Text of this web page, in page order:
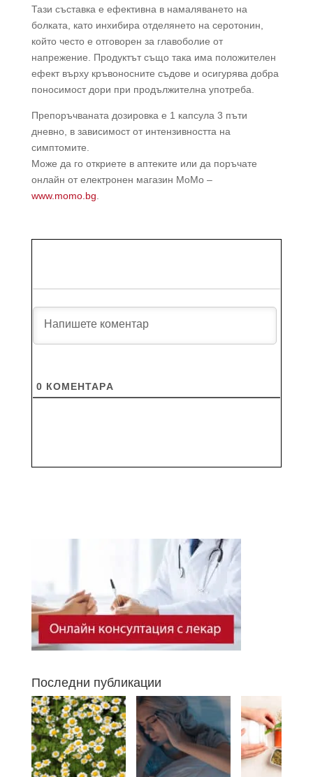
Тази съставка е ефективна в намаляването на
болката, като инхибира отделянето на серотонин,
който често е отговорен за главоболие от
напрежение. Продуктът също така има положителен
ефект върху кръвоносните съдове и осигурява добра
поносимост дори при продължителна употреба.
Препоръчваната дозировка е 1 капсула 3 пъти
дневно, в зависимост от интензивността на
симптомите.
Може да го откриете в аптеките или да поръчате
онлайн от електронен магазин MoMo –
www.momo.bg
0 КОМЕНТАРA
Последни публикации